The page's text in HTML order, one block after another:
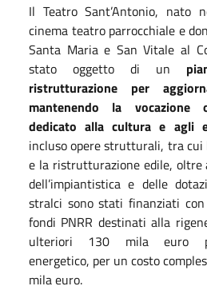
Il Teatro Sant’Antonio, nato
cinema teatro parrocchiale e
Santa Maria e San Vitale al
stato oggetto di un
ristrutturazione per
mantenendo la vocazione
dedicato alla cultura e agli
incluso opere strutturali, tra cui
e la ristrutturazione edile, oltre
dell’impiantistica e delle
stralci sono stati finanziati
fondi PNRR destinati alla
ulteriori 130 mila euro
energetico, per un costo
mila euro.